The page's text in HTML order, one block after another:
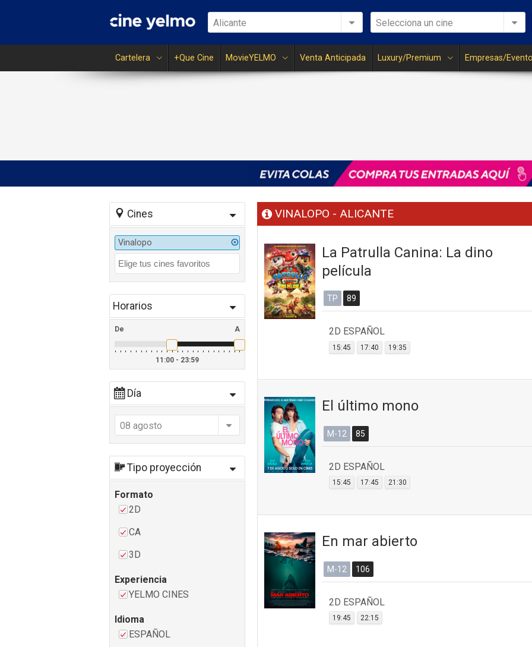
Alicante Selecciona un cine
Cartelera +Que Cine MovieYELMO Venta Anticipada Luxury/Premium Empresas/
Cines
Vinalopo
Horarios
De A
11:00 - 23:59
Día
08 agosto
Tipo proyección
Formato
2D
CA
3D
Experiencia
YELMO CINES
Idioma
ESPAÑOL
VINALOPO - ALICANTE
La Patrulla Canina: La dino
película
TP 89
2D ESPAÑOL
15:45 17:40 19:35
El último mono
M-12 85
2D ESPAÑOL
15:45 17:45 21:30
En mar abierto
M-12 106
2D ESPAÑOL
19:45 22:15